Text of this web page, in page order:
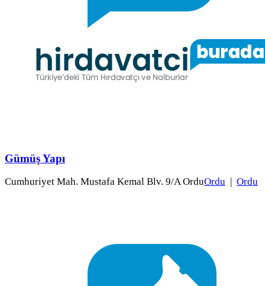
Gümüş Yapı
Cumhuriyet Mah. Mustafa Kemal Blv. 9/A OrduOrdu Ordu